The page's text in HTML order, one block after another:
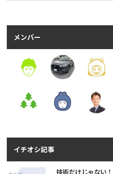
メンバー
イチオシ記事
技術だけじゃない